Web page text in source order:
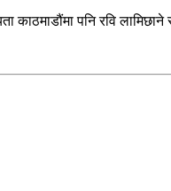
पनि रवि लामिछाने